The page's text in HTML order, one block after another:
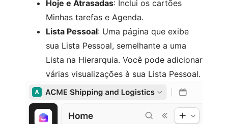
Hoje e Atrasadas: Inclui os cartões
Minhas tarefas e Agenda.
Lista Pessoal: Uma página que exibe
sua Lista Pessoal, semelhante a uma
Lista na Hierarquia. Você pode adicionar
várias visualizações à sua Lista Pessoal.